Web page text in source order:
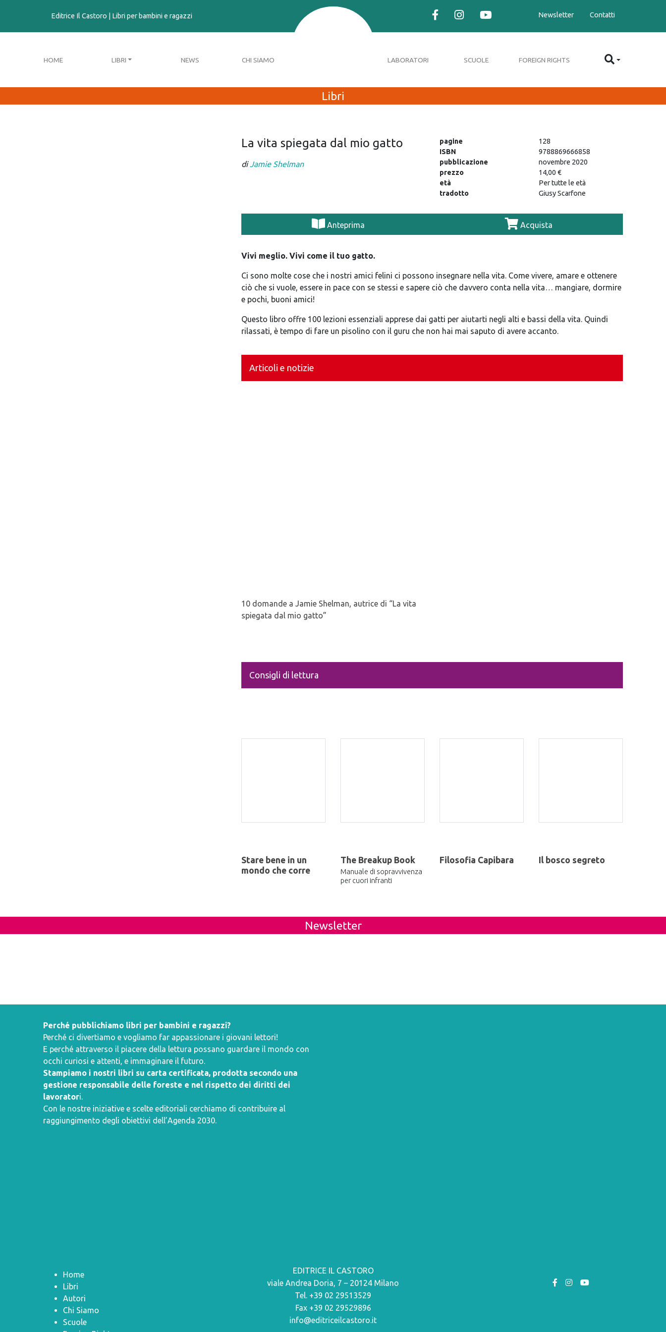
Editrice Il Castoro | Libri per bambini e ragazzi Newsletter Contatti
HOME LIBRI NEWS CHI SIAMO LABORATORI SCUOLE FOREIGN RIGHTS
Libri
La vita spiegata dal mio gatto
diJamie Shelman
pagine
128
ISBN
9788869666858
pubblicazione
novembre 2020
prezzo
14,00 €
età
Per tutte le età
tradotto
Giusy Scarfone
Anteprima Acquista
Vivi meglio. Vivi come il tuo gatto.
Ci sono molte cose che i nostri amici felini ci possono insegnare nella vita. Come vivere, amare e ottenere
ciò che si vuole, essere in pace con se stessi e sapere ciò che davvero conta nella vita… mangiare, dormire
e pochi, buoni amici!
Questo libro offre 100 lezioni essenziali apprese dai gatti per aiutarti negli alti e bassi della vita. Quindi
rilassati, è tempo di fare un pisolino con il guru che non hai mai saputo di avere accanto.
Articoli e notizie
10 domande a Jamie Shelman, autrice di “La vita
spiegata dal mio gatto”
Consigli di lettura
Stare bene in un
mondo che corre
The Breakup Book
Manuale di sopravvivenza
per cuori infranti
Filosofia Capibara Il bosco segreto
Newsletter
Perché pubblichiamo libri per bambini e ragazzi?
Perché ci divertiamo e vogliamo far appassionare i giovani lettori!
E perché attraverso il piacere della lettura possano guardare il mondo con
occhi curiosi e attenti, e immaginare il futuro.
Stampiamo i nostri libri su carta certificata, prodotta secondo una
gestione responsabile delle foreste e nel rispetto dei diritti dei
lavoratori.
Con le nostre iniziative e scelte editoriali cerchiamo di contribuire al
raggiungimento degli obiettivi dell’Agenda 2030.
Home
Libri
Autori
Chi Siamo
Scuole
EDITRICE IL CASTORO
viale Andrea Doria, 7 – 20124 Milano
Tel. +39 02 29513529
Fax +39 02 29529896
info@editriceilcastoro.it